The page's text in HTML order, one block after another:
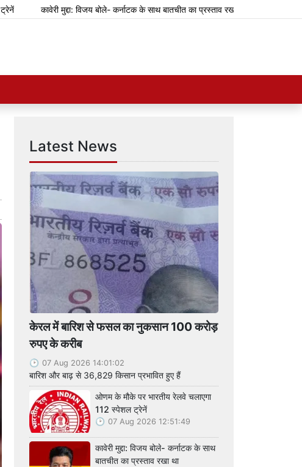
कावेरी मुद्दा: विजय बोले- कर्नाटक के साथ बातचीत का प्रस्ताव रखा था झारखंड: भर्ती
Latest News
केरल में बारिश से फसल का नुकसान 100 करोड़
रुपए के करीब
07 Aug 2026 14:01:02
बारिश और बाढ़ से 36,829 किसान प्रभावित हुए हैं
ओणम के मौके पर भारतीय रेलवे चलाएगा
112 स्पेशल ट्रेनें
07 Aug 2026 12:51:49
कावेरी मुद्दा: विजय बोले- कर्नाटक के साथ
बातचीत का प्रस्ताव रखा था